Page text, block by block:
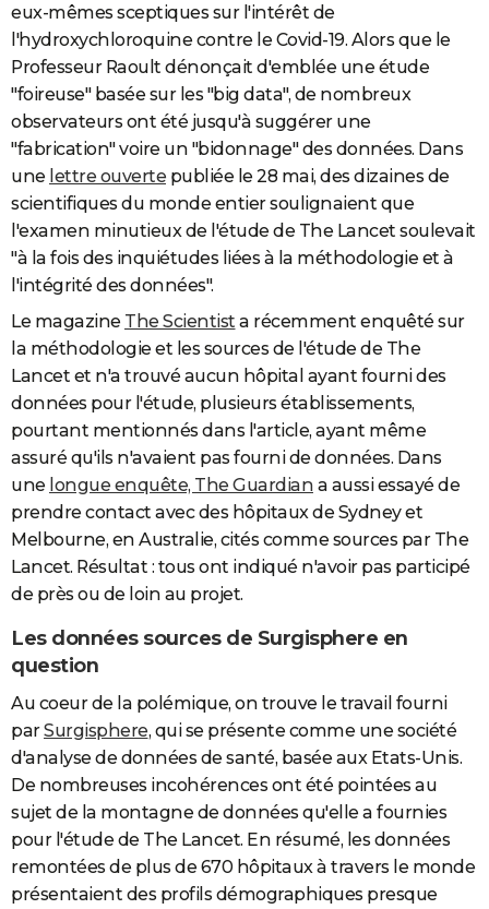
eux-mêmes sceptiques sur l'intérêt de
l'hydroxychloroquine contre le Covid-19. Alors que le
Professeur Raoult dénonçait d'emblée une étude
"foireuse" basée sur les "big data", de nombreux
observateurs ont été jusqu'à suggérer une
"fabrication" voire un "bidonnage" des données. Dans
une lettre ouverte publiée le 28 mai, des dizaines de
scientifiques du monde entier soulignaient que
l'examen minutieux de l'étude de The Lancet soulevait
"à la fois des inquiétudes liées à la méthodologie et à
l'intégrité des données".
Le magazine The Scientist a récemment enquêté sur
la méthodologie et les sources de l'étude de The
Lancet et n'a trouvé aucun hôpital ayant fourni des
données pour l'étude, plusieurs établissements,
pourtant mentionnés dans l'article, ayant même
assuré qu'ils n'avaient pas fourni de données. Dans
une longue enquête, The Guardian a aussi essayé de
prendre contact avec des hôpitaux de Sydney et
Melbourne, en Australie, cités comme sources par The
Lancet. Résultat : tous ont indiqué n'avoir pas participé
de près ou de loin au projet.
Les données sources de Surgisphere en
question
Au coeur de la polémique, on trouve le travail fourni
parSurgisphere, qui se présente comme une société
d'analyse de données de santé, basée aux Etats-Unis.
De nombreuses incohérences ont été pointées au
sujet de la montagne de données qu'elle a fournies
pour l'étude de The Lancet. En résumé, les données
remontées de plus de 670 hôpitaux à travers le monde
présentaient des profils démographiques presque